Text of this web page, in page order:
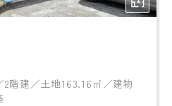
階建／土地163.16㎡／建物